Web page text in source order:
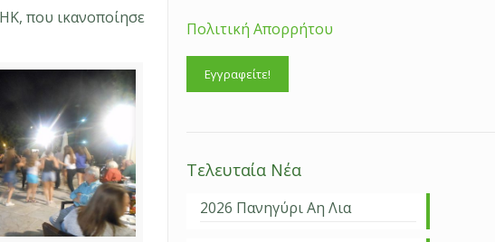
που ικανοποίησε
Πολιτική Απορρήτου
Τελευταία Νέα
2026 Πανηγύρι Αη Λια